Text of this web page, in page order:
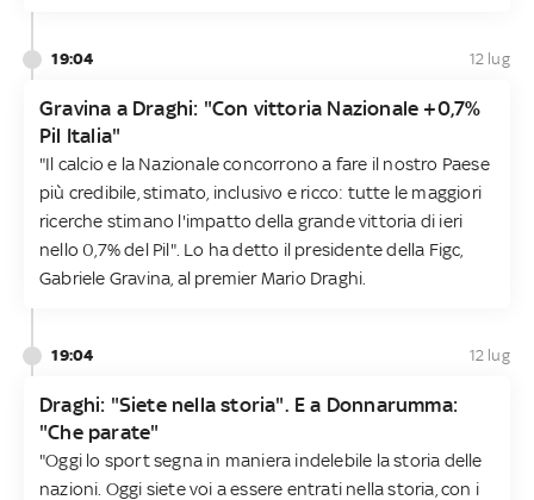
19:04 12 lug
Gravina a Draghi: "Con vittoria Nazionale +0,7%
Pil Italia"
"Il calcio e la Nazionale concorrono a fare il nostro Paese
più credibile, stimato, inclusivo e ricco: tutte le maggiori
ricerche stimano l'impatto della grande vittoria di ieri
nello 0,7% del Pil". Lo ha detto il presidente della Figc,
Gabriele Gravina, al premier Mario Draghi.
19:04 12 lug
Draghi: "Siete nella storia". E a Donnarumma:
"Che parate"
"Oggi lo sport segna in maniera indelebile la storia delle
nazioni. Oggi siete voi a essere entrati nella storia, con i